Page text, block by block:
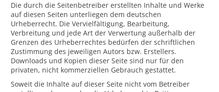
Die durch die Seitenbetreiber erstellten Inhalte und Werke
auf diesen Seiten unterliegen dem deutschen
Urheberrecht. Die Vervielfältigung, Bearbeitung,
Verbreitung und jede Art der Verwertung außerhalb der
Grenzen des Urheberrechtes bedürfen der schriftlichen
Zustimmung des jeweiligen Autors bzw. Erstellers.
Downloads und Kopien dieser Seite sind nur für den
privaten, nicht kommerziellen Gebrauch gestattet.
Soweit die Inhalte auf dieser Seite nicht vom Betreiber